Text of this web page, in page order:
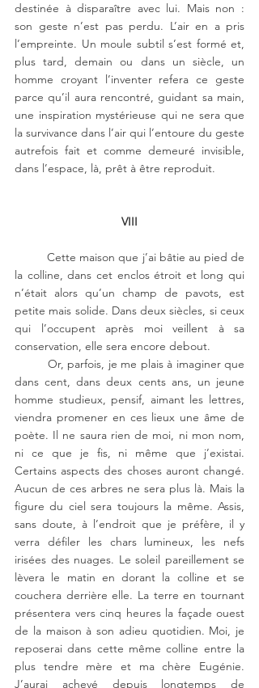
destinée à disparaître avec lui. Mais non :
son geste n’est pas perdu. L’air en a pris
l’empreinte. Un moule subtil s’est formé et,
plus tard, demain ou dans un siècle, un
homme croyant l’inventer refera ce geste
parce qu’il aura rencontré, guidant sa main,
une inspiration mystérieuse qui ne sera que
la survivance dans l’air qui l’entoure du geste
autrefois fait et comme demeuré invisible,
dans l’espace, là, prêt à être reproduit.
VIII
Cette maison que j’ai bâtie au pied de
la colline, dans cet enclos étroit et long qui
n’était alors qu’un champ de pavots, est
petite mais solide. Dans deux siècles, si ceux
qui l’occupent après moi veillent à sa
conservation, elle sera encore debout.
Or, parfois, je me plais à imaginer que
dans cent, dans deux cents ans, un jeune
homme studieux, pensif, aimant les lettres,
viendra promener en ces lieux une âme de
poète. Il ne saura rien de moi, ni mon nom,
ni ce que je fis, ni même que j’existai.
Certains aspects des choses auront changé.
Aucun de ces arbres ne sera plus là. Mais la
figure du ciel sera toujours la même. Assis,
sans doute, à l’endroit que je préfère, il y
verra défiler les chars lumineux, les nefs
irisées des nuages. Le soleil pareillement se
lèvera le matin en dorant la colline et se
couchera derrière elle. La terre en tournant
présentera vers cinq heures la façade ouest
de la maison à son adieu quotidien. Moi, je
reposerai dans cette même colline entre la
plus tendre mère et ma chère Eugénie.
J’aurai achevé depuis longtemps de